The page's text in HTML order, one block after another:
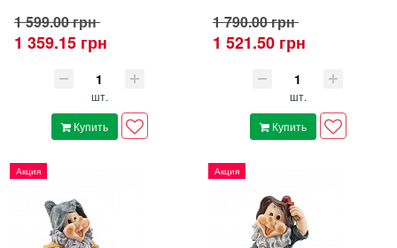
1 599.00 грн
1 359.15 грн
шт.
Купить
1 790.00 грн
1 521.50 грн
шт.
Купить
Акция Акция